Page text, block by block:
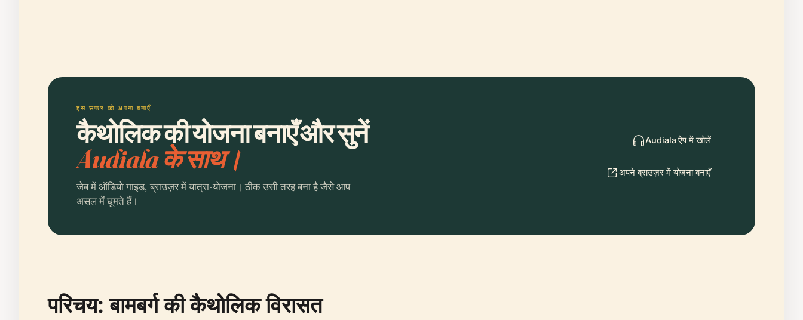
इस सफर को अपना बनाएँ
कैथोलिक की योजना बनाएँ और सुनें
Audiala के साथ।
जेब में ऑडियो गाइड, ब्राउज़र में यात्रा-योजना। ठीक उसी तरह बना है जैसे आप
असल में घूमते हैं।
Audiala ऐप में खोलें
अपने ब्राउज़र में योजना बनाएँ
परिचय: बामबर्ग की कैथोलिक विरासत